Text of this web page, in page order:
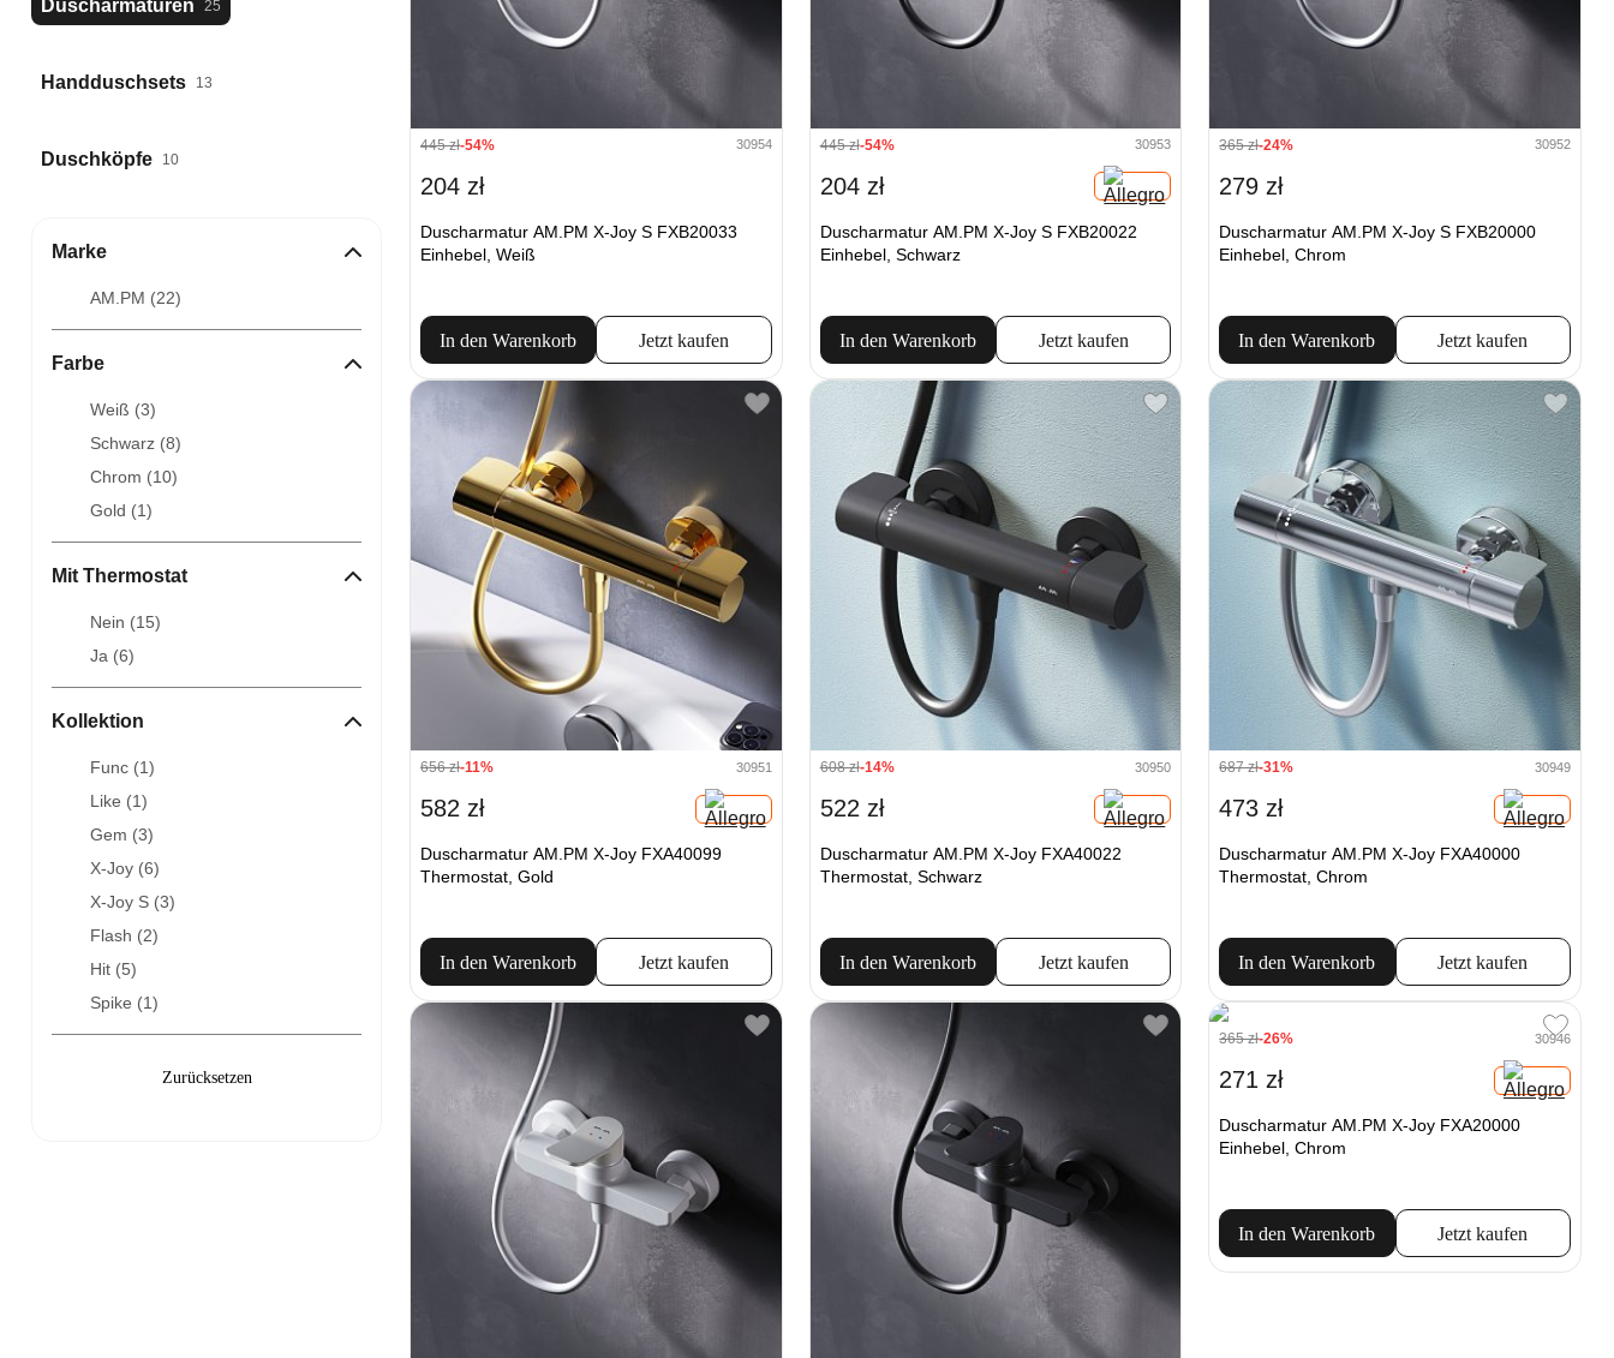
Duscharmaturen 25
Handduschsets 13
Duschköpfe 10
Marke
AM.PM (22)
Farbe
Weiß (3)
Schwarz (8)
Chrom (10)
Gold (1)
Mit Thermostat
Nein (15)
Ja (6)
Kollektion
Func (1)
Like (1)
Gem (3)
X-Joy (6)
X-Joy S (3)
Flash (2)
Hit (5)
Spike (1)
445 zł-54% 30954
204 zł
Duscharmatur AM.PM X-Joy S FXB20033
Einhebel, Weiß
In den Warenkorb Jetzt kaufen
445 zł-54% 30953
204 zł
Duscharmatur AM.PM X-Joy S FXB20022
Einhebel, Schwarz
In den Warenkorb Jetzt kaufen
365 zł-24% 30952
279 zł
Duscharmatur AM.PM X-Joy S FXB20000
Einhebel, Chrom
In den Warenkorb Jetzt kaufen
656 zł-11% 30951
582 zł
Duscharmatur AM.PM X-Joy FXA40099
Thermostat, Gold
In den Warenkorb Jetzt kaufen
608 zł-14% 30950
522 zł
Duscharmatur AM.PM X-Joy FXA40022
Thermostat, Schwarz
In den Warenkorb Jetzt kaufen
687 zł-31% 30949
473 zł
Duscharmatur AM.PM X-Joy FXA40000
Thermostat, Chrom
In den Warenkorb Jetzt kaufen
365 zł-26% 30946
271 zł
Duscharmatur AM.PM X-Joy FXA20000
Einhebel, Chrom
In den Warenkorb Jetzt kaufen